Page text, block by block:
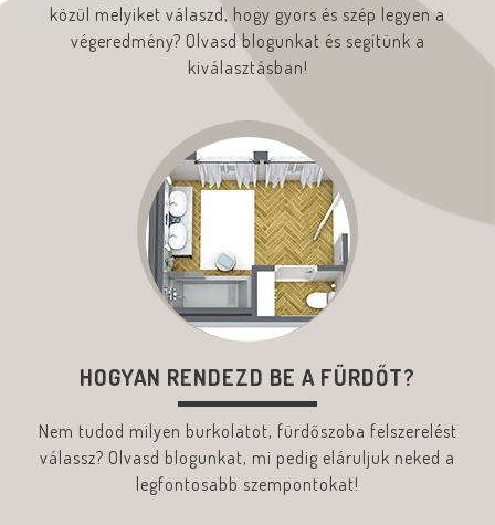
közül melyiket válaszd, hogy gyors és szép legyen a
végeredmény? Olvasd blogunkat és segítünk a
kiválasztásban!
HOGYAN RENDEZD BE A FÜRDŐT?
Nem tudod milyen burkolatot, fürdőszoba felszerelést
válassz? Olvasd blogunkat, mi pedig eláruljuk neked a
legfontosabb szempontokat!